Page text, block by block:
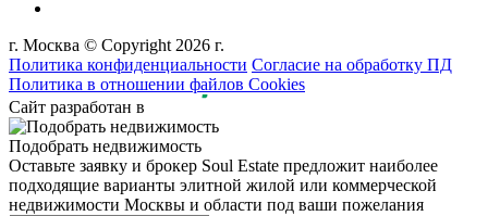
г. Москва © Copyright 2026 г.
Политика конфиденциальности Согласие на обработку ПД
Политика в отношении файлов Cookies
Сайт разработан в
Подобрать недвижимость
Оставьте заявку и брокер Soul Estate предложит наиболее
подходящие варианты элитной жилой или коммерческой
недвижимости Москвы и области под ваши пожелания